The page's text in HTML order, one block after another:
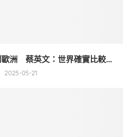
洲 蔡英文：世界確實比較...
2025-05-21